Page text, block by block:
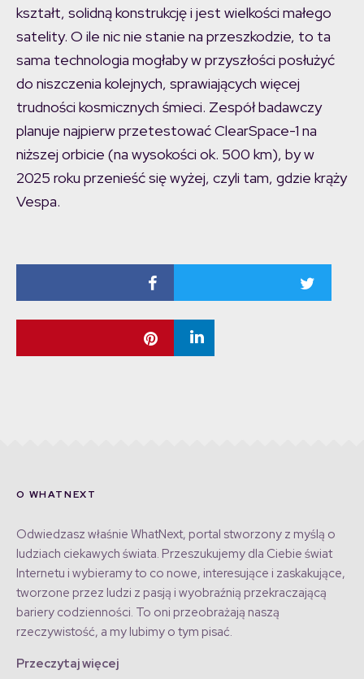
kształt, solidną konstrukcję i jest wielkości małego
satelity. O ile nic nie stanie na przeszkodzie, to ta
sama technologia mogłaby w przyszłości posłużyć
do niszczenia kolejnych, sprawiających więcej
trudności kosmicznych śmieci. Zespół badawczy
planuje najpierw przetestować ClearSpace-1 na
niższej orbicie (na wysokości ok. 500 km), by w
2025 roku przenieść się wyżej, czyli tam, gdzie krąży
Vespa.
O WHATNEXT
Odwiedzasz właśnie WhatNext, portal stworzony z myślą o
ludziach ciekawych świata. Przeszukujemy dla Ciebie świat
Internetu i wybieramy to co nowe, interesujące i zaskakujące,
tworzone przez ludzi z pasją i wyobraźnią przekraczającą
bariery codzienności. To oni przeobrażają naszą
rzeczywistość, a my lubimy o tym pisać.
Przeczytaj więcej